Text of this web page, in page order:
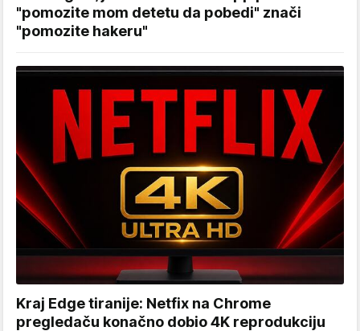
"pomozite mom detetu da pobedi" znači
"pomozite hakeru"
Kraj Edge tiranije: Netfix na Chrome
pregledaču konačno dobio 4K reprodukciju